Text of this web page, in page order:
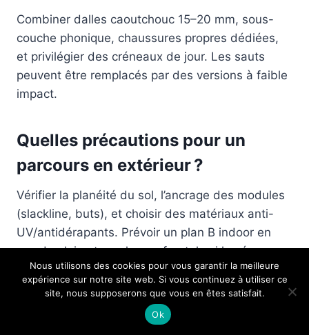
Combiner dalles caoutchouc 15–20 mm, sous-
couche phonique, chaussures propres dédiées,
et privilégier des créneaux de jour. Les sauts
peuvent être remplacés par des versions à faible
impact.
Quelles précautions pour un
parcours en extérieur ?
Vérifier la planéité du sol, l’ancrage des modules
(slackline, buts), et choisir des matériaux anti-
UV/antidérapants. Prévoir un plan B indoor en
cas de pluie et une lampe frontale si la séance se
prolonge au crépuscule.
Comment garder la motivation
Nous utilisons des cookies pour vous garantir la meilleure
expérience sur notre site web. Si vous continuez à utiliser ce
site, nous supposerons que vous en êtes satisfait.
Ok